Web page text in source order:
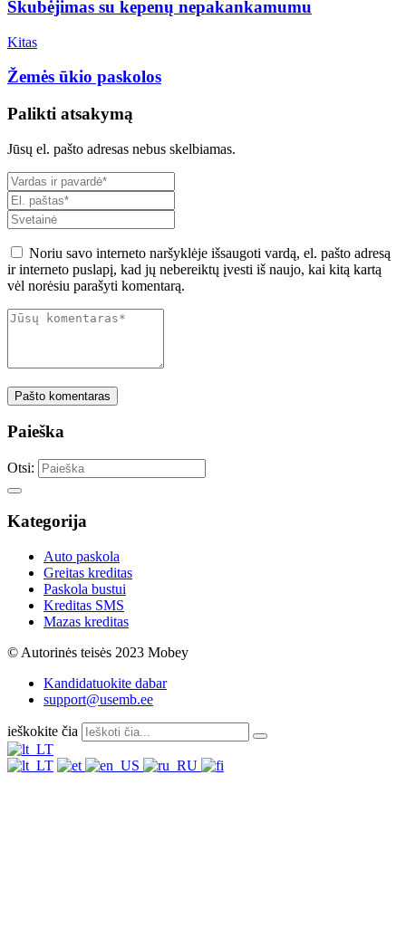
Skubėjimas su kepenų nepakankamumu
Kitas
Žemės ūkio paskolos
Palikti atsakymą
Jūsų el. pašto adresas nebus skelbiamas.
Noriu savo interneto naršyklėje išsaugoti vardą, el. pašto adresą
ir interneto puslapį, kad jų nebereiktų įvesti iš naujo, kai kitą kartą
vėl norėsiu parašyti komentarą.
Pašto komentaras
Paieška
Otsi:
Kategorija
Auto paskola
Greitas kreditas
Paskola bustui
Kreditas SMS
Mazas kreditas
© Autorinės teisės 2023 Mobey
Kandidatuokite dabar
support@usemb.ee
ieškokite čia